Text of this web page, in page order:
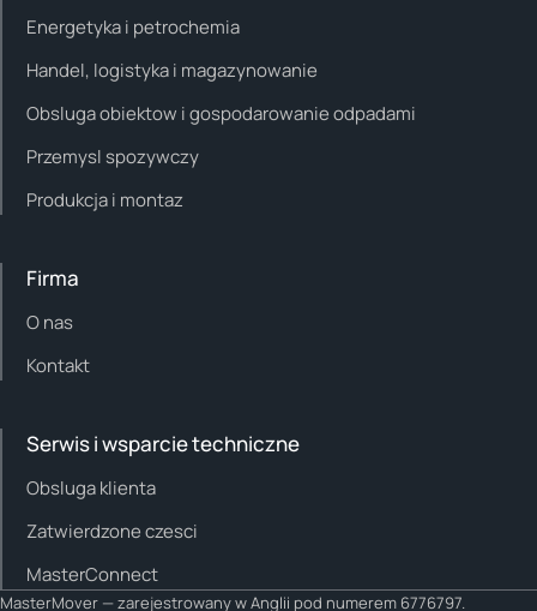
Energetyka i petrochemia
Handel, logistyka i magazynowanie
Obsluga obiektow i gospodarowanie odpadami
Przemysl spozywczy
Produkcja i montaz
Firma
O nas
Kontakt
Serwis i wsparcie techniczne
Obsluga klienta
Zatwierdzone czesci
MasterConnect
MasterMover — zarejestrowany w Anglii pod numerem 6776797.